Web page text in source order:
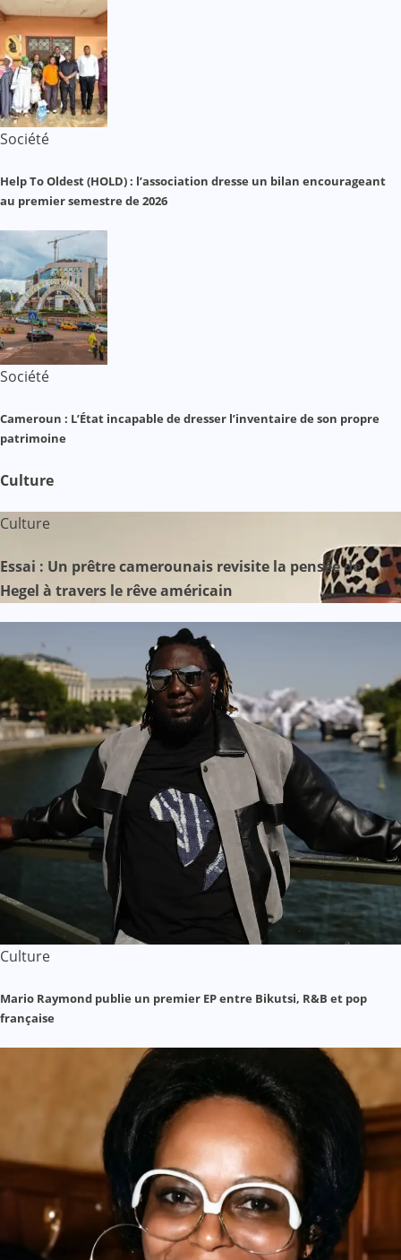
Société
Help To Oldest (HOLD) : l’association dresse un bilan encourageant
au premier semestre de 2026
Société
Cameroun : L’État incapable de dresser l’inventaire de son propre
patrimoine
Culture
Culture
Essai : Un prêtre camerounais revisite la pensée de
Hegel à travers le rêve américain
Culture
Mario Raymond publie un premier EP entre Bikutsi, R&B et pop
française